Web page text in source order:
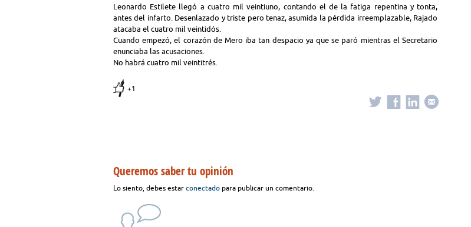
Leonardo Estilete llegó a cuatro mil veintiuno, contando el de la fatiga repentina y tonta,
antes del infarto. Desenlazado y triste pero tenaz, asumida la pérdida irreemplazable, Rajado
atacaba el cuatro mil veintidós.
Cuando empezó, el corazón de Mero iba tan despacio ya que se paró mientras el Secretario
enunciaba las acusaciones.
No habrá cuatro mil veintitrés.
+1
Queremos saber tu opinión
Lo siento, debes estar conectado para publicar un comentario.